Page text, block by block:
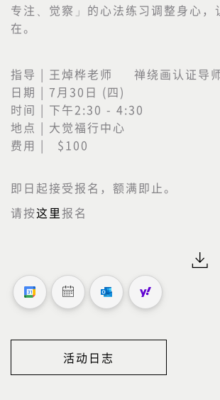
专注、觉察」的心法练习调整身心，
在。
指导 | 王焯桦老师 禅绕画认证导
日期 | 7月30日 (四)
时间 | 下午2:30 - 4:30
地点 | 大觉福行中心
费用 | $100
即日起接受报名，额满即止。
请按这里报名
活动日志